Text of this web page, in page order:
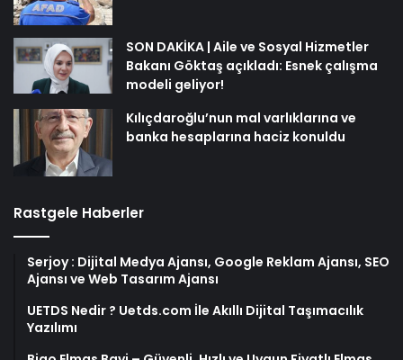
SON DAKİKA | Aile ve Sosyal Hizmetler
Bakanı Göktaş açıkladı: Esnek çalışma
modeli geliyor!
Kılıçdaroğlu’nun mal varlıklarına ve
banka hesaplarına haciz konuldu
Rastgele Haberler
Serjoy : Dijital Medya Ajansı, Google Reklam Ajansı, SEO
Ajansı ve Web Tasarım Ajansı
UETDS Nedir ? Uetds.com İle Akıllı Dijital Taşımacılık
Yazılımı